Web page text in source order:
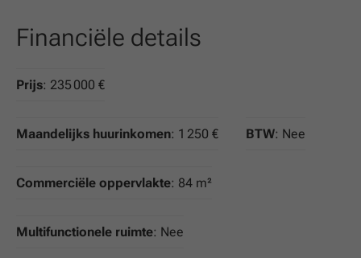
Financiële details
Prijs: 235 000 €
Maandelijks huurinkomen: 1 250 € BTW: Nee
Commerciële oppervlakte: 84 m²
Multifunctionele ruimte: Nee